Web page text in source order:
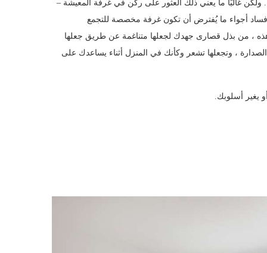
غالبًا ما يعني ذلك العثور على ركن في غرفة المعيشة –
أجواء ما يُفترض أن تكون غرفة مخصصة للتجمع
، من بذل قصارى جهدك لجعلها متناغمة عن طريق جعلها
، وتجعلها تشعر وكأنك في المنزل أثناء يساعدك على
يغير أسلوبك.